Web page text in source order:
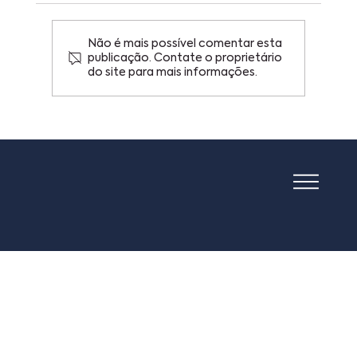
Não é mais possível comentar esta
publicação. Contate o proprietário
do site para mais informações.